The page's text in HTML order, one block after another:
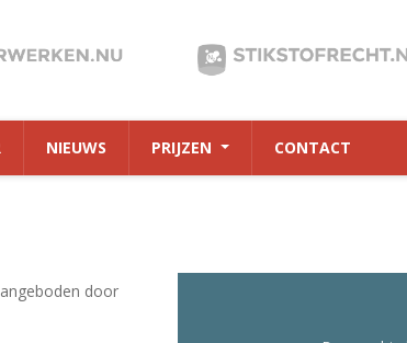
NIEUWS PRIJZEN CONTACT
door